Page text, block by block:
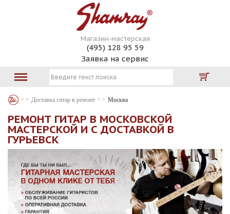
Магазин-мастерская
(495) 128 95 59
Заявка на сервис
Доставка гитар в ремонт Москва
РЕМОНТ ГИТАР В МОСКОВСКОЙ
МАСТЕРСКОЙ И С ДОСТАВКОЙ В
ГУРЬЕВСК